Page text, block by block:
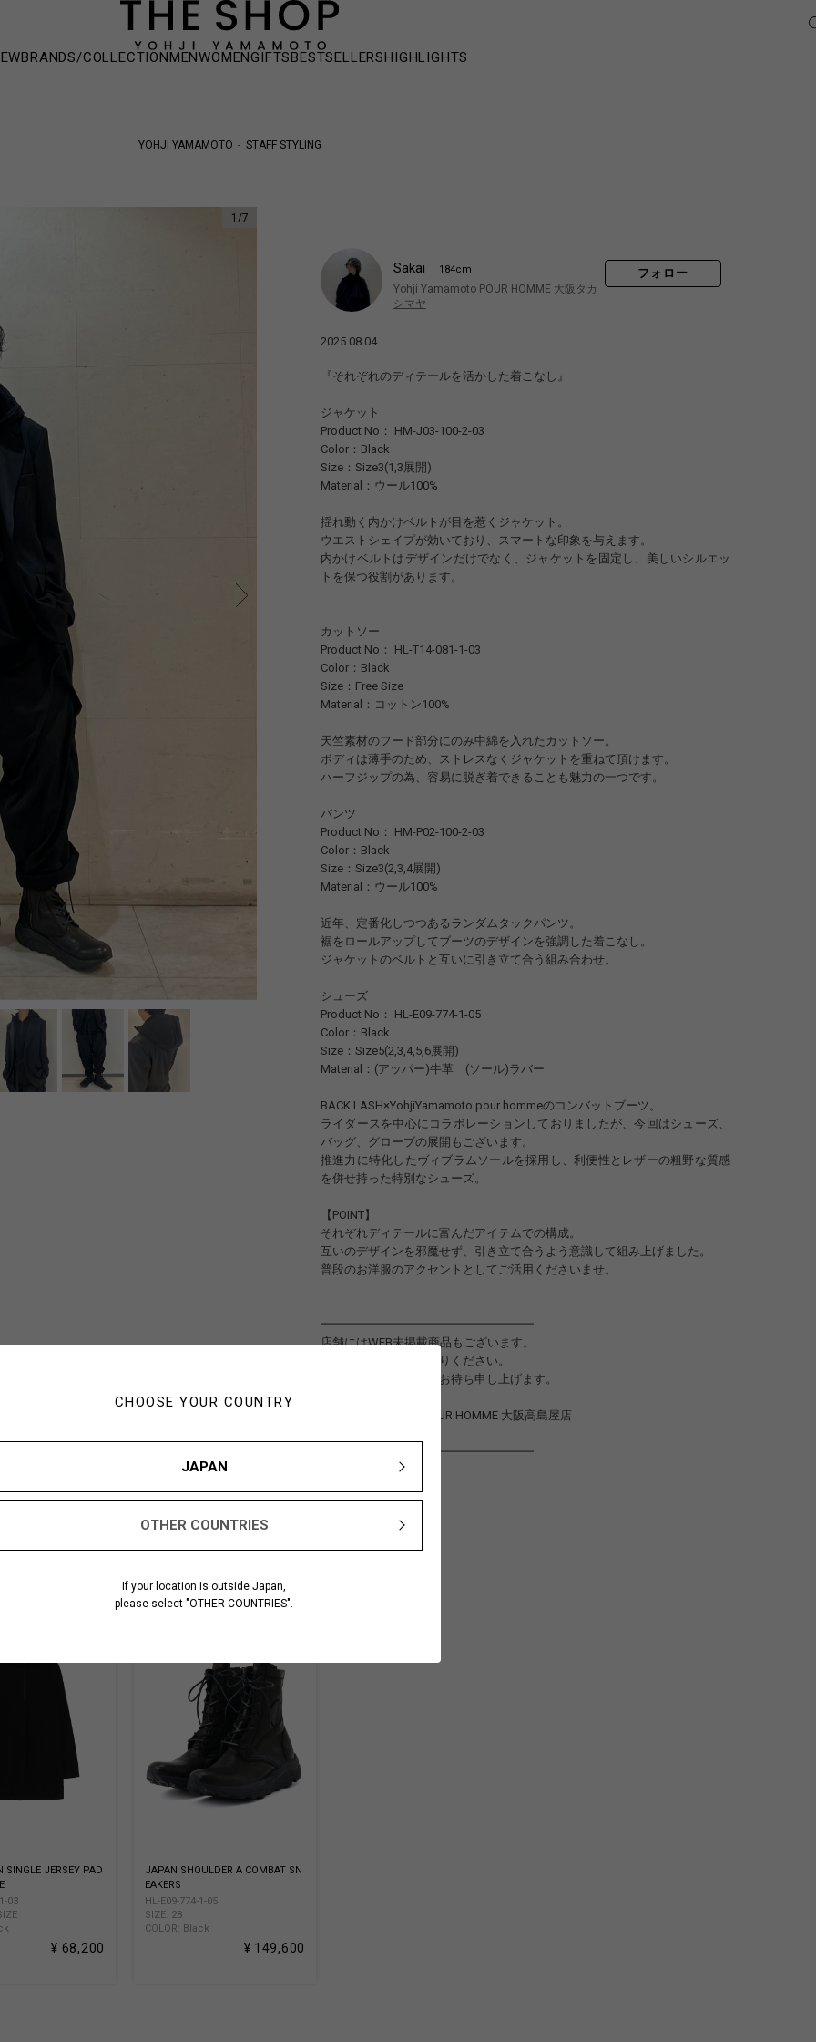
CHOOSE YOUR COUNTRY
JAPAN
OTHER COUNTRIES
If your location is outside Japan,
please select "OTHER COUNTRIES".
BRANDS/COLLECTIONMENWOMENGIFTSBESTSELLERSHIGHLIGHTS
YOHJI YAMAMOTO STAFF STYLING
1 /7
Sakai 184cm
Yohji Yamamoto POUR HOMME 大阪タカ
シマヤ
フォロー
2025.08.04
『それぞれのディテールを活かした着こなし』
ジャケット
Product No： HM-J03-100-2-03
Color：Black
Size：Size3(1,3展開)
Material：ウール100%
揺れ動く内かけベルトが目を惹くジャケット。
ウエストシェイプが効いており、スマートな印象を与えます。
内かけベルトはデザインだけでなく、ジャケットを固定し、美しいシルエッ
トを保つ役割があります。
カットソー
Product No： HL-T14-081-1-03
Color：Black
Size：Free Size
Material：コットン100%
天竺素材のフード部分にのみ中綿を入れたカットソー。
ボディは薄手のため、ストレスなくジャケットを重ねて頂けます。
ハーフジップの為、容易に脱ぎ着できることも魅力の一つです。
パンツ
Product No： HM-P02-100-2-03
Color：Black
Size：Size3(2,3,4展開)
Material：ウール100%
近年、定番化しつつあるランダムタックパンツ。
裾をロールアップしてブーツのデザインを強調した着こなし。
ジャケットのベルトと互いに引き立て合う組み合わせ。
シューズ
Product No： HL-E09-774-1-05
Color：Black
Size：Size5(2,3,4,5,6展開)
Material：(アッパー)牛革 (ソール)ラバー
BACK LASH×YohjiYamamoto pour hommeのコンバットブーツ。
ライダースを中心にコラボレーションしておりましたが、今回はシューズ、
バッグ、グローブの展開もございます。
推進力に特化したヴィブラムソールを採用し、利便性とレザーの粗野な質感
を併せ持った特別なシューズ。
【POINT】
それぞれディテールに富んだアイテムでの構成。
互いのデザインを邪魔せず、引き立て合うよう意識して組み上げました。
普段のお洋服のアクセントとしてご活用くださいませ。
━━━━━━━━━━━━━━━━━━
店舗にはWEB未掲載商品もございます。
ぜひ店舗にもお立ち寄りください。
皆様のご来店を心よりお待ち申し上げます。
YOHJI YAMAMOTO POUR HOMME 大阪高島屋店
━━━━━━━━━━━━━━━━━━
#Y's for men
SINGLE JERSEY PAD
03
¥ 68,200
JAPAN SHOULDER A COMBAT SN
EAKERS
HL-E09-774-1-05
SIZE: 28
COLOR: Black
¥ 149,600